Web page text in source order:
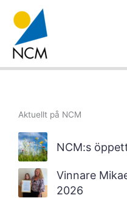
innehåll
Aktuellt på NCM
NCM:s
Vinnare
2026